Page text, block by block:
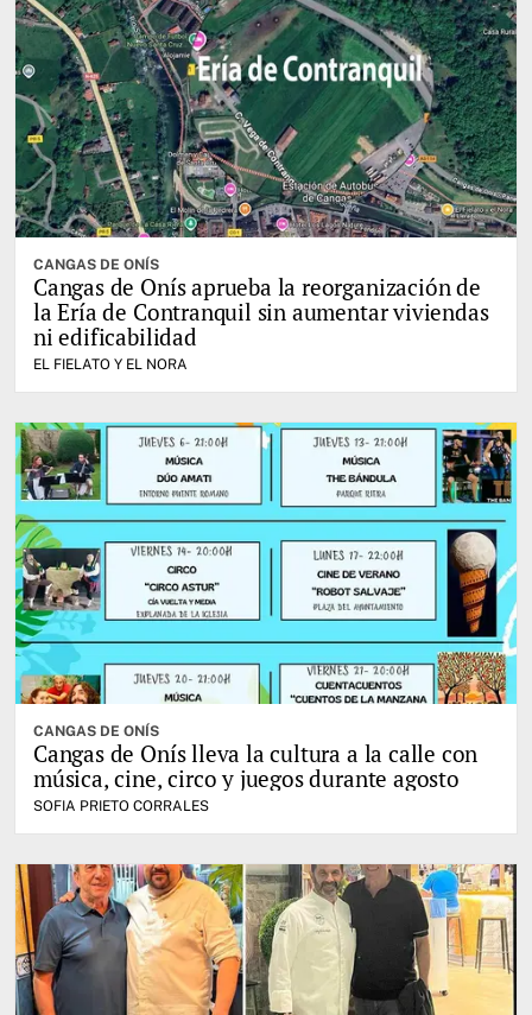
CANGAS DE ONÍS
Cangas de Onís aprueba la reorganización de
la Ería de Contranquil sin aumentar viviendas
ni edificabilidad
EL FIELATO Y EL NORA
CANGAS DE ONÍS
Cangas de Onís lleva la cultura a la calle con
música, cine, circo y juegos durante agosto
SOFIA PRIETO CORRALES